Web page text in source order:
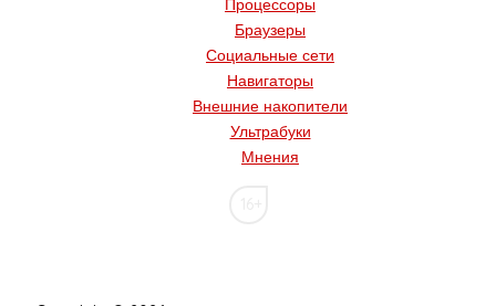
Процессоры
Браузеры
Социальные сети
Навигаторы
Внешние накопители
Ультрабуки
Мнения